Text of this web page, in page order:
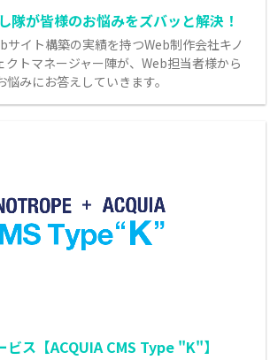
隊が皆様のお悩みをズバッと解決！
サイト構築の実績を持つWeb制作会社キノ
クトマネージャー陣が、Web担当者様から
みにお答えしていきます。
ビス【ACQUIA CMS Type "K"】